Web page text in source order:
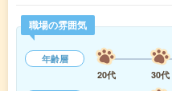
職場の雰囲気
年齢層
20代
30代